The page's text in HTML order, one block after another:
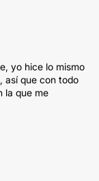
yo hice lo mismo
así que con todo
la que me